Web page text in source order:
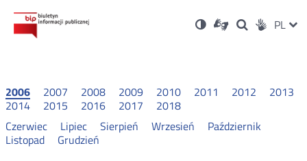
Ustawienia
Wersja
kontrastowa
Dla
niesłyszących
OtwórzOtwórz
w
Otwórz
w
Social PL
2006 2007 2008 2009 2010 2011 2012
2013
2014
2015 2016 2017
2018
Czerwiec
Lipiec Sierpień Wrzesień
Październik
Listopad
Grudzień